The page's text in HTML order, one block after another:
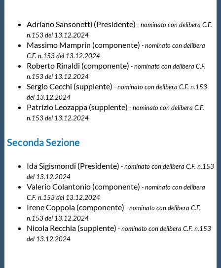
Sostenibilità
Privacy
Cookie Policy
Galleria fotografica
Videogallery
Adriano Sansonetti (Presidente) - nominato con delibera C.F.
n.153 del 13.12.2024
Massimo Mamprin (componente) - nominato con delibera
C.F. n.153 del 13.12.2024
Roberto Rinaldi (componente) - nominato con delibera C.F.
n.153 del 13.12.2024
Sergio Cecchi (supplente) - nominato con delibera C.F. n.153
del 13.12.2024
Patrizio Leozappa (supplente) - nominato con delibera C.F.
n.153 del 13.12.2024
Seconda Sezione
Ida Sigismondi (Presidente) - nominato con delibera C.F. n.153
del 13.12.2024
Valerio Colantonio (componente) - nominato con delibera
C.F. n.153 del 13.12.2024
Irene Coppola (componente) - nominato con delibera C.F.
n.153 del 13.12.2024
Nicola Recchia (supplente) - nominato con delibera C.F. n.153
del 13.12.2024